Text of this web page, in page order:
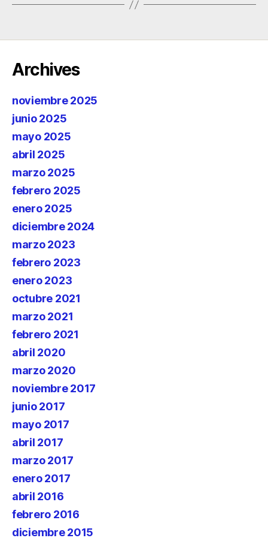
Archives
noviembre 2025
junio 2025
mayo 2025
abril 2025
marzo 2025
febrero 2025
enero 2025
diciembre 2024
marzo 2023
febrero 2023
enero 2023
octubre 2021
marzo 2021
febrero 2021
abril 2020
marzo 2020
noviembre 2017
junio 2017
mayo 2017
abril 2017
marzo 2017
enero 2017
abril 2016
febrero 2016
diciembre 2015